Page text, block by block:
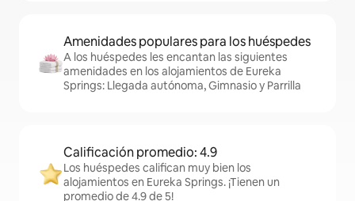
Amenidades populares para los huéspedes
A los huéspedes les encantan las siguientes
amenidades en los alojamientos de Eureka
Springs: Llegada autónoma, Gimnasio y Parrilla
Calificación promedio: 4.9
Los huéspedes califican muy bien los
alojamientos en Eureka Springs. ¡Tienen un
promedio de 4.9 de 5!